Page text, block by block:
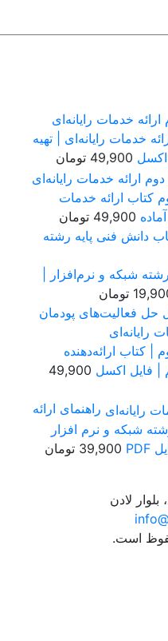
رایانه‌ای | تهیه
49,900 تومان
ارائه خدمات
تومان
و نرم‌افزار |
تومان
ارائه‌دهنده
اکسل 49,900
راهنمای ارائه
و نرم افزار
39,900 تومان